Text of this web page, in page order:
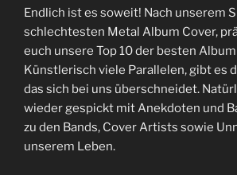
Endlich ist es soweit! Nach unserem
schlechtesten Metal Album Cover,
euch unsere Top 10 der besten
Künstlerisch viele Parallelen, gibt es
das sich bei uns überschneidet.
wieder gespickt mit Anekdoten und
zu den Bands, Cover Artists sowie
unserem Leben.